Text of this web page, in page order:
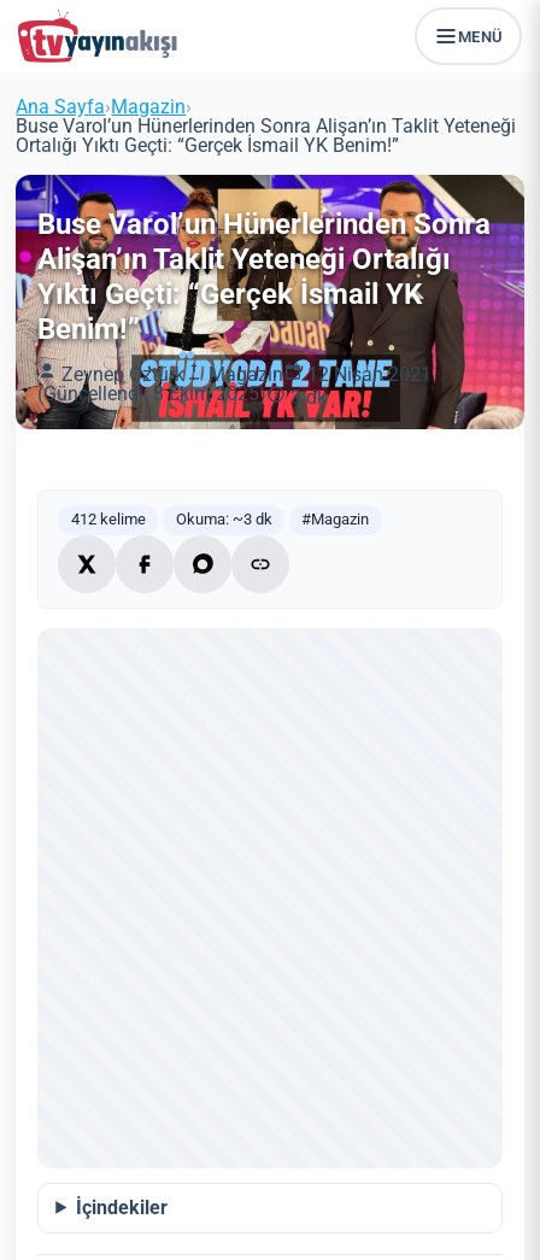
MENÜ
Ana Sayfa›Magazin›
Buse Varol’un Hünerlerinden Sonra Alişan’ın Taklit Yeteneği
Ortalığı Yıktı Geçti: “Gerçek İsmail YK Benim!”
Buse Varol’un Hünerlerinden Sonra
Alişan’ın Taklit Yeteneği Ortalığı
Yıktı Geçti: “Gerçek İsmail YK
Benim!”
Zeynep Öztürk Magazin
12 Nisan 2021
(Güncellendi: 3 Ekim 2025)
3 dk
412 kelime Okuma: ~3 dk #Magazin
İçindekiler